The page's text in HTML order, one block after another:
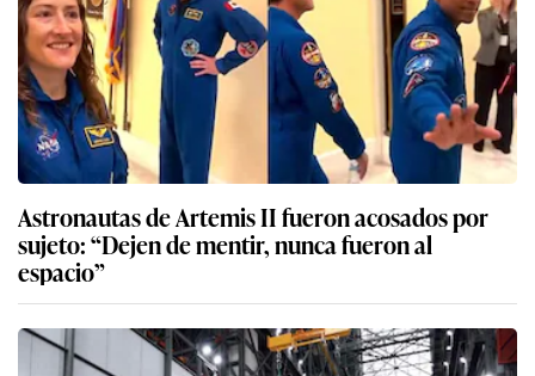
Astronautas de Artemis II fueron acosados por
sujeto: “Dejen de mentir, nunca fueron al
espacio”